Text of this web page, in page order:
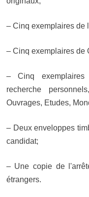
– Cinq exemplaires de
– Cinq exemplaires de
– Cinq
recherche
Ouvrages, Etudes,
– Deux enveloppes
candidat;
– Une copie de
étrangers.